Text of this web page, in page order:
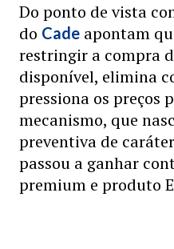
Do ponto de vista
do Cade apontam
restringir a compra
disponível, elimina
pressiona os preços
mecanismo, que
preventiva de
passou a ganhar
premium e produto